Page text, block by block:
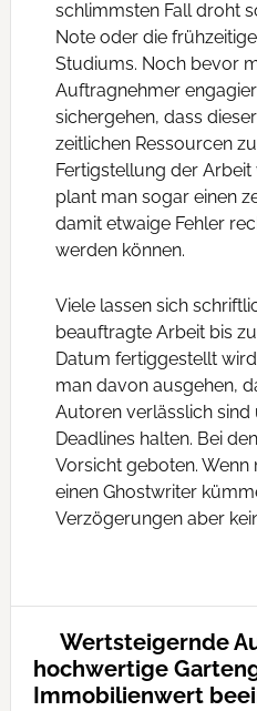
schlimmsten Fall droht
Note oder die
Studiums. Noch bevor
Auftragnehmer
sichergehen, dass
zeitlichen Ressourcen
Fertigstellung der
plant man sogar einen
damit etwaige Fehler
werden können.
Viele lassen sich
beauftragte Arbeit bis
Datum fertiggestellt
man davon ausgehen,
Autoren verlässlich sind
Deadlines halten. Bei
Vorsicht geboten.
einen Ghostwriter
Verzögerungen aber
Wertsteigernde
hochwertige
Immobilienwert